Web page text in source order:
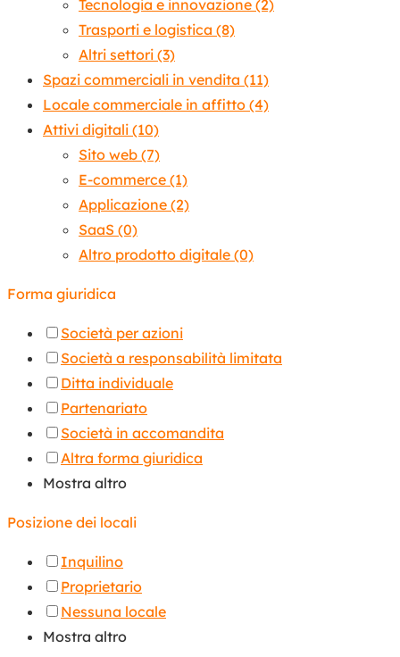
Tecnologia e innovazione (2)
Trasporti e logistica (8)
Altri settori (3)
Spazi commerciali in vendita (11)
Locale commerciale in affitto (4)
Attivi digitali (10)
Sito web (7)
E-commerce (1)
Applicazione (2)
SaaS (0)
Altro prodotto digitale (0)
Forma giuridica
Società per azioni
Società a responsabilità limitata
Ditta individuale
Partenariato
Società in accomandita
Altra forma giuridica
Mostra altro
Posizione dei locali
Inquilino
Proprietario
Nessuna locale
Mostra altro